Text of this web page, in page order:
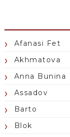
Afanasi Fet
Akhmatova
Anna Bunina
Assadov
Barto
Blok